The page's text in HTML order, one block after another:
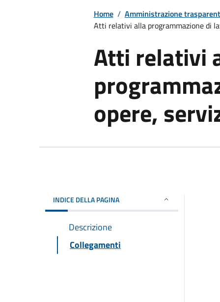
Home / Amministrazione
Atti relativi alla programmazione di
Atti relativi
opere,
INDICE DELLA PAGINA
Descrizione
Collegamenti